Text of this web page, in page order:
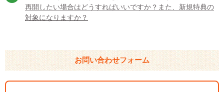
再開したい場合はどうすればいいですか？また、新規特典の
対象になりますか？
お問い合わせフォーム